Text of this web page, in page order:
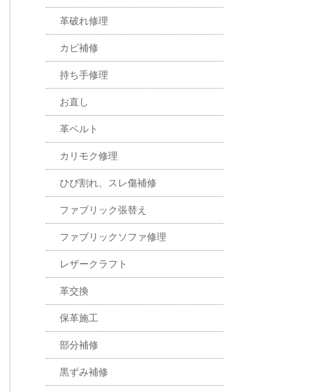
革破れ修理
カビ補修
持ち手修理
お直し
革ベルト
カリモク修理
ひび割れ、スレ傷補修
ファブリック張替え
ファブリックソファ修理
レザークラフト
革交換
保革施工
部分補修
黒ずみ補修